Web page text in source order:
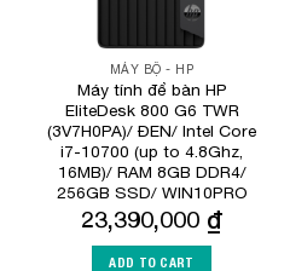
MÁY BỘ - HP
Máy tính để bàn HP
EliteDesk 800 G6 TWR
(3V7H0PA)/ ĐEN/ Intel Core
i7-10700 (up to 4.8Ghz,
16MB)/ RAM 8GB DDR4/
256GB SSD/ WIN10PRO
23,390,000 ₫
ADD TO CART